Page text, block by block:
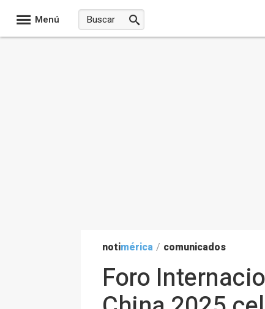
Menú
notimérica / comunicados
Foro